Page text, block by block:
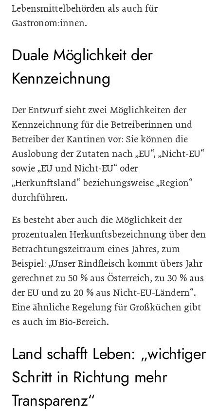
Lebensmittelbehörden als auch für
Gastronom:innen.
Duale Möglichkeit der
Kennzeichnung
Der Entwurf sieht zwei Möglichkeiten der
Kennzeichnung für die Betreiberinnen und
Betreiber der Kantinen vor: Sie können die
Auslobung der Zutaten nach „EU“, „Nicht-EU“
sowie „EU und Nicht-EU“ oder
„Herkunftsland“ beziehungsweise „Region“
durchführen.
Es besteht aber auch die Möglichkeit der
prozentualen Herkunftsbezeichnung über den
Betrachtungszeitraum eines Jahres, zum
Beispiel: „Unser Rindfleisch kommt übers Jahr
gerechnet zu 50 % aus Österreich, zu 30 % aus
der EU und zu 20 % aus Nicht-EU-Ländern“.
Eine ähnliche Regelung für Großküchen gibt
es auch im Bio-Bereich.
Land schafft Leben: „wichtiger
Schritt in Richtung mehr
Transparenz“